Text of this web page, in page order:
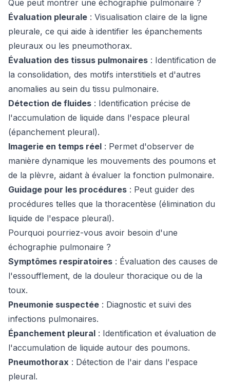
Que peut montrer une échographie pulmonaire ?
Évaluation pleurale : Visualisation claire de la ligne
pleurale, ce qui aide à identifier les épanchements
pleuraux ou les pneumothorax.
Évaluation des tissus pulmonaires : Identification de
la consolidation, des motifs interstitiels et d'autres
anomalies au sein du tissu pulmonaire.
Détection de fluides : Identification précise de
l'accumulation de liquide dans l'espace pleural
(épanchement pleural).
Imagerie en temps réel : Permet d'observer de
manière dynamique les mouvements des poumons et
de la plèvre, aidant à évaluer la fonction pulmonaire.
Guidage pour les procédures : Peut guider des
procédures telles que la thoracentèse (élimination du
liquide de l'espace pleural).
Pourquoi pourriez-vous avoir besoin d'une
échographie pulmonaire ?
Symptômes respiratoires : Évaluation des causes de
l'essoufflement, de la douleur thoracique ou de la
toux.
Pneumonie suspectée : Diagnostic et suivi des
infections pulmonaires.
Épanchement pleural : Identification et évaluation de
l'accumulation de liquide autour des poumons.
Pneumothorax : Détection de l'air dans l'espace
pleural.